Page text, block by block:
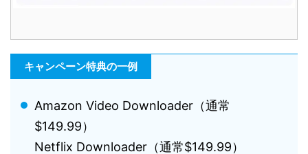
キャンペーン特典の一例
Amazon Video Downloader（通常
$149.99）
Netflix Downloader（通常$149.99）